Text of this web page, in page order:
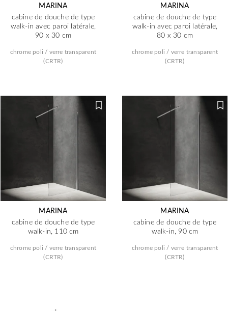
MARINA
cabine de douche de type
walk-in avec paroi latérale,
90 x 30 cm
chrome poli / verre transparent
(CRTR)
MARINA
cabine de douche de type
walk-in avec paroi latérale,
80 x 30 cm
chrome poli / verre transparent
(CRTR)
MARINA
cabine de douche de type
walk-in, 110 cm
chrome poli / verre transparent
(CRTR)
MARINA
cabine de douche de type
walk-in, 90 cm
chrome poli / verre transparent
(CRTR)